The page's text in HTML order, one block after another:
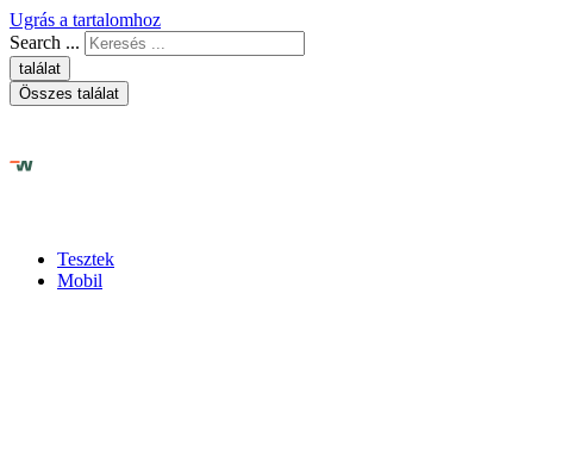
Ugrás a tartalomhoz
Search ...
találat
Összes találat
Tesztek
Mobil